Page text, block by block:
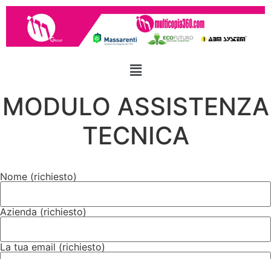
MODULO ASSISTENZA
TECNICA
Nome (richiesto)
Azienda (richiesto)
La tua email (richiesto)